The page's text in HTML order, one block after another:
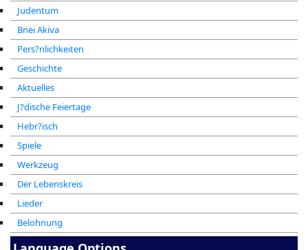
Judentum
Bnei Akiva
Pers?nlichkeiten
Geschichte
Aktuelles
J?dische Feiertage
Hebr?isch
Spiele
Werkzeug
Der Lebenskreis
Lieder
Belohnung